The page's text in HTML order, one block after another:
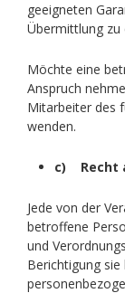
geeigneten
Übermittlung zu
Möchte eine
Anspruch
Mitarbeiter des
wenden.
c) Recht
Jede von der
betroffene
und
Berichtigung